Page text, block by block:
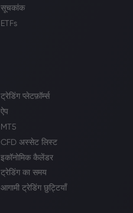
सूचकांक
ETFs
ट्रेडिंग प्लेटफ़ॉर्म्स
ऐप
MT5
CFD अस्सेट लिस्ट
इकॉनोमिक कैलेंडर
ट्रेडिंग का समय
आगामी ट्रेडिंग छुट्टियाँ